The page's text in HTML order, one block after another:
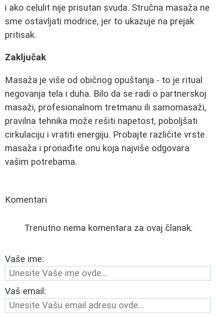
i ako celulit nije prisutan svuda. Stručna masaža ne
sme ostavljati modrice, jer to ukazuje na prejak
pritisak.
Zaključak
Masaža je više od običnog opuštanja - to je ritual
negovanja tela i duha. Bilo da se radi o partnerskoj
masaži, profesionalnom tretmanu ili samomasaži,
pravilna tehnika može rešiti napetost, poboljšati
cirkulaciju i vratiti energiju. Probajte različite vrste
masaža i pronađite onu koja najviše odgovara
vašim potrebama.
Komentari
Trenutno nema komentara za ovaj članak.
Vaše ime:
Vaš email: